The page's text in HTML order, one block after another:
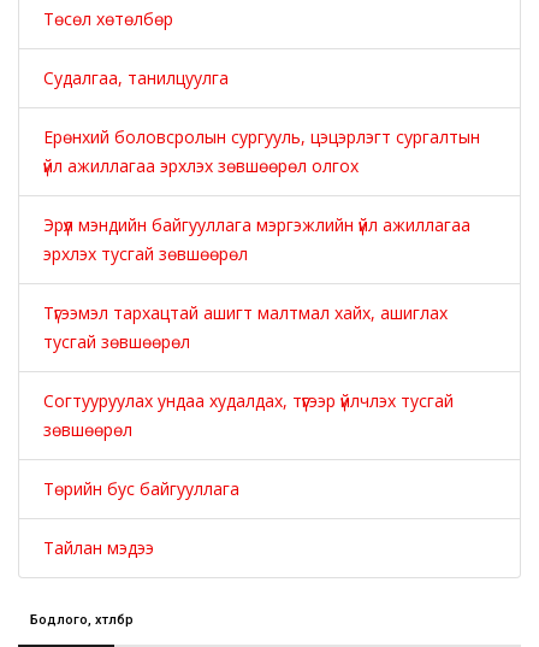
Төсөл хөтөлбөр
Судалгаа, танилцуулга
Ерөнхий боловсролын сургууль, цэцэрлэгт сургалтын
үйл ажиллагаа эрхлэх зөвшөөрөл олгох
Эрүүл мэндийн байгууллага мэргэжлийн үйл ажиллагаа
эрхлэх тусгай зөвшөөрөл
Түгээмэл тархацтай ашигт малтмал хайх, ашиглах
тусгай зөвшөөрөл
Согтууруулах ундаа худалдах, түүгээр үйлчлэх тусгай
зөвшөөрөл
Төрийн бус байгууллага
Тайлан мэдээ
Бодлого, хөтөлбөр